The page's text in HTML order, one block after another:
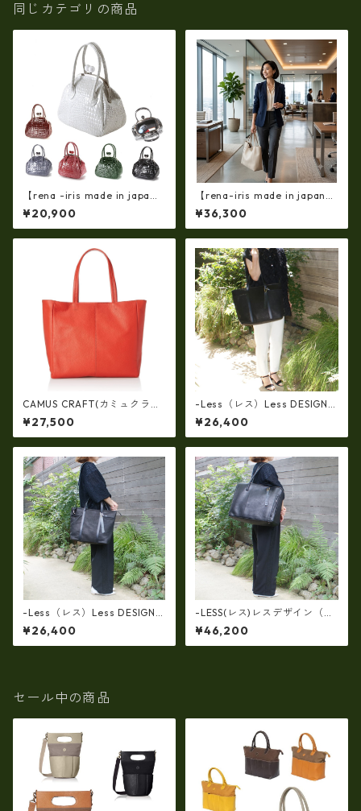
同じカテゴリの商品
【rena -iris made in japa
n】【日本製】(限定品)牛革製
品・エナメルクロコ☆ガマ口
バッグ(軽量430ｇ）ir-662-al
¥20,900
【rena-iris made in japan】
【国産品】ソフトシュリンク
革ショルダートートバッグ
（イタリアンレザー）ri-5153
ザー使用, ショルダー対応, ト
ートバッグ、バケツ、牛革、
収納、プレゼント
¥36,300
CAMUS CRAFT(カミュクラフ
ト) ビジネスバッグ トートバ
ッグ 日本製 撥水 軽量 ユニセ
ックス cc-2703
¥27,500
-Less（レス）Less DESIGN
(レスデザイン)Scarred Textu
re（牛革）斜め掛け＆多機能
トート（L/SIZE） LMSB-0514
¥26,400
-Less（レス）Less DESIGN
(レスデザイン)Scarred Textu
re（牛革）斜め掛け＆多機能
トート（L/SIZE） LMSB-0514
¥26,400
-LESS(レス)レスデザイン（牛
革）トート＆クラッチで使え
る(両面・同一仕様！）大口開
口ボストン LMSB-0506
¥46,200
セール中の商品